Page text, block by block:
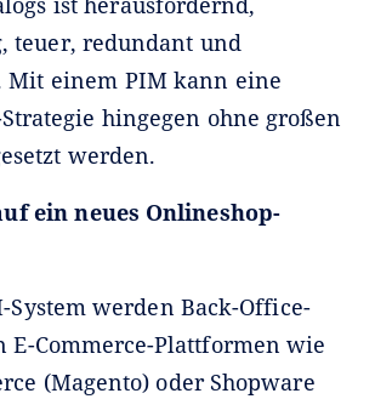
teuer, redundant und
einem PIM kann eine
hingegen ohne großen
werden.
ein neues Onlineshop-
System werden Back-Office-
E-Commerce-Plattformen wie
(Magento) oder Shopware